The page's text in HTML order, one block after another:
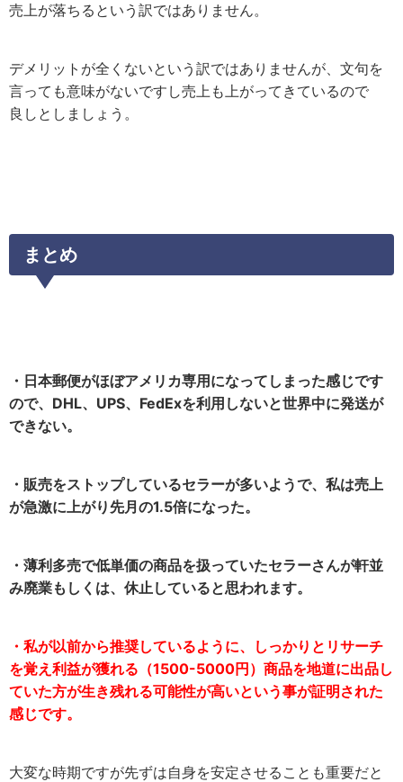
売上が落ちるという訳ではありません。
デメリットが全くないという訳ではありませんが、文句を
言っても意味がないですし売上も上がってきているので
良しとしましょう。
まとめ
・日本郵便がほぼアメリカ専用になってしまった感じです
ので、DHL、UPS、FedExを利用しないと世界中に発送が
できない。
・販売をストップしているセラーが多いようで、私は売上
が急激に上がり先月の1.5倍になった。
・薄利多売で低単価の商品を扱っていたセラーさんが軒並
み廃業もしくは、休止していると思われます。
・私が以前から推奨しているように、しっかりとリサーチ
を覚え利益が獲れる（1500-5000円）商品を地道に出品し
ていた方が生き残れる可能性が高いという事が証明された
感じです。
大変な時期ですが先ずは自身を安定させることも重要だと